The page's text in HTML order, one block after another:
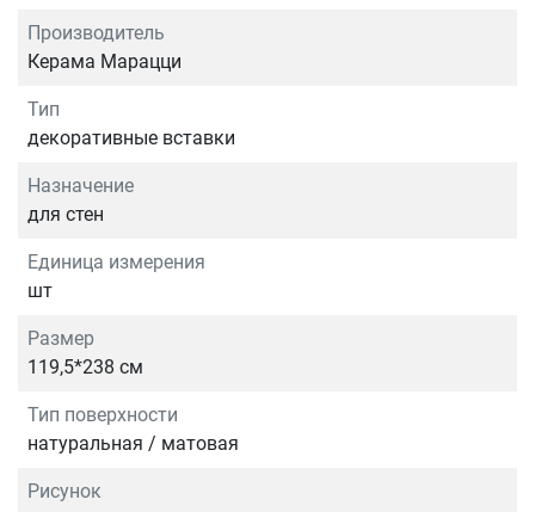
Производитель
Керама Марацци
Тип
декоративные вставки
Назначение
для стен
Единица измерения
шт
Размер
119,5*238 см
Тип поверхности
натуральная / матовая
Рисунок